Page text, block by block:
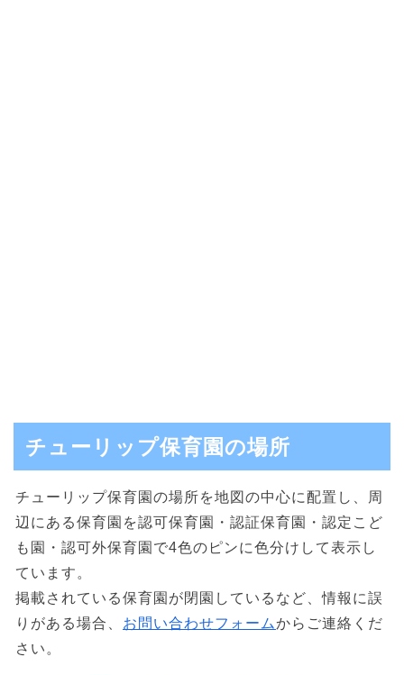
チューリップ保育園の場所
チューリップ保育園の場所を地図の中心に配置し、周
辺にある保育園を認可保育園・認証保育園・認定こど
も園・認可外保育園で4色のピンに色分けして表示し
ています。
掲載されている保育園が閉園しているなど、情報に誤
りがある場合、 お問い合わせフォームからご連絡くだ
さい。